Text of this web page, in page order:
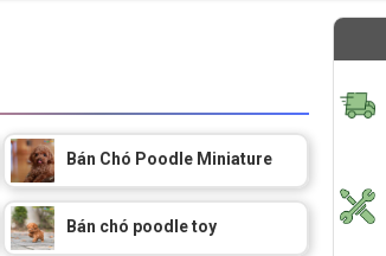
Bán Chó Poodle Miniature
Bán chó poodle toy